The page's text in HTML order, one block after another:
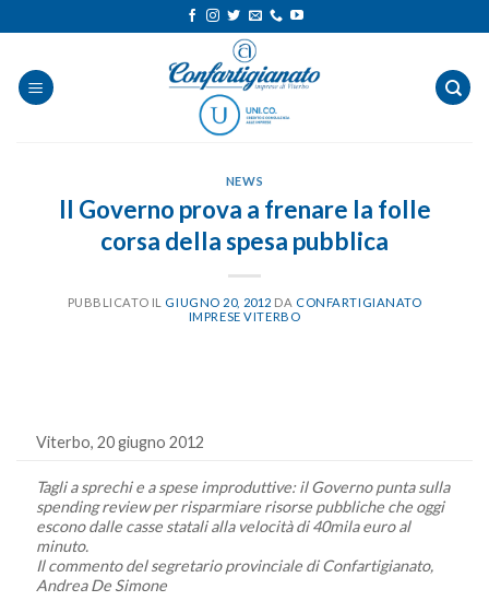
ai
contenuti
NEWS
Il Governo prova a frenare la folle
corsa della spesa pubblica
PUBBLICATO IL GIUGNO 20, 2012 DA CONFARTIGIANATO
IMPRESE VITERBO
Viterbo, 20 giugno 2012
Tagli a sprechi e a spese improduttive: il Governo punta sulla
spending review per risparmiare risorse pubbliche che oggi
escono dalle casse statali alla velocità di 40mila euro al
minuto.
Il commento del segretario provinciale di Confartigianato,
Andrea De Simone